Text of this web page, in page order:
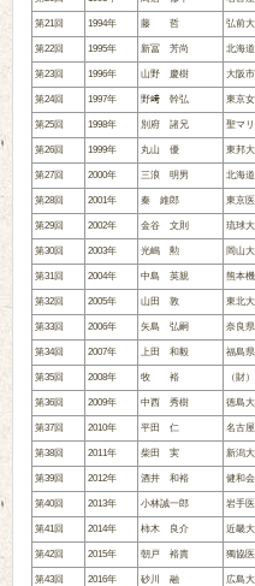
第21回 1994年 藤 哲 弘前
第22回 1995年 新冨 芳尚 北海
第23回 1996年 山野 慶樹 大阪
第24回 1997年 野﨑 幹弘 東京
第25回 1998年 別府 諸兄 聖マ
第26回 1999年 丸山 優 東邦
第27回 2000年 三浪 明男 北海
第28回 2001年 秦 維郎 東京
第29回 2002年 金谷 文則 琉球
第30回 2003年 光嶋 勲 岡山
第31回 2004年 中島 英親 熊本
第32回 2005年 山田 敦 東北
第33回 2006年 矢島 弘嗣 奈良
第34回 2007年 上田 和毅 福島
第35回 2008年 牧 裕 （財
第36回 2009年 中西 秀樹 徳島
第37回 2010年 平田 仁 名古
第38回 2011年 柴田 実 新潟
第39回 2012年 酒井 和裕 健和
第40回 2013年 小林誠一郎 岩手
第41回 2014年 柿木 良介 近畿
第42回 2015年 朝戸 裕貴 獨協
第43回 2016年 砂川 融 広島